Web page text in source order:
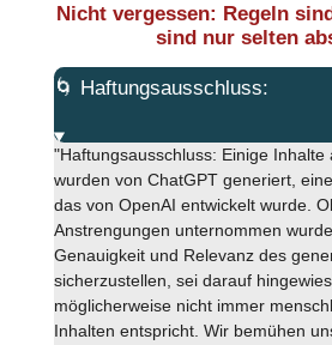
Nicht vergessen: Regeln
sind nur selten
🌀 Haftungsausschluss:
"Haftungsausschluss: Einige Inhalte
wurden von ChatGPT generiert,
das von OpenAI entwickelt wurde.
Anstrengungen unternommen
Genauigkeit und Relevanz des
sicherzustellen, sei darauf
möglicherweise nicht immer
Inhalten entspricht. Wir bemühen